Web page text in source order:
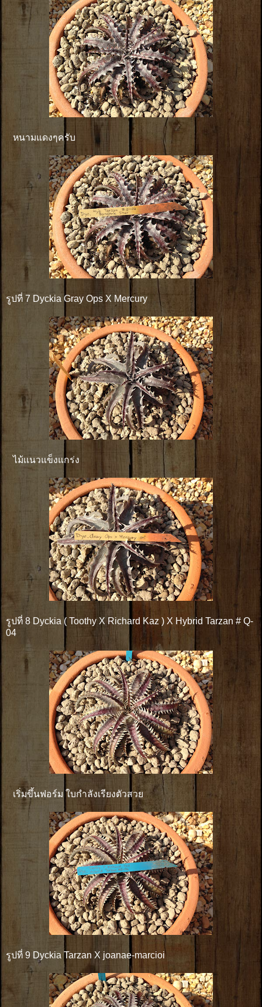
หนามแดงๆครับ
รูปที่ 7 Dyckia Gray Ops X Mercury
ไม้เเนวแข็งแกร่ง
รูปที่ 8 Dyckia ( Toothy X Richard Kaz ) X Hybrid Tarzan # Q-
04
เริ่มขึ้นฟอร์ม ใบกำลังเรียงตัวสวย
รูปที่ 9 Dyckia Tarzan X joanae-marcioi